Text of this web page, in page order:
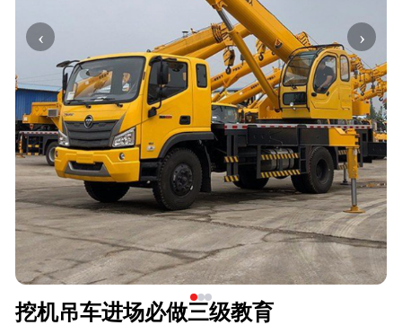
‹ ›
挖机吊车进场必做三级教育